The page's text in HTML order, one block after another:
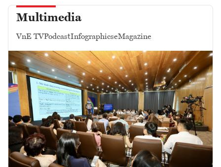
Multimedia
VnE TVPodcastInfographicseMagazine